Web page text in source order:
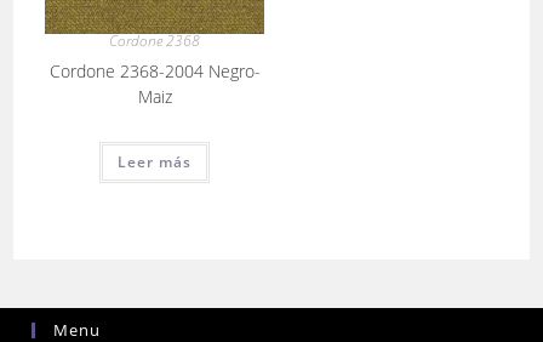
Cordone 2368
Cordone 2368-2004 Negro-
Maiz
Leer más
Menu